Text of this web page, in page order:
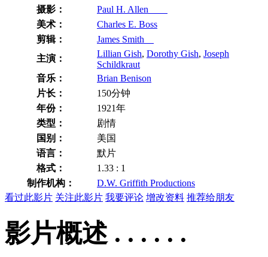
摄影：
Paul H. Allen
美术：
Charles E. Boss
剪辑：
James Smith
主演：
Lillian Gish, Dorothy Gish, Joseph
Schildkraut
音乐：
Brian Benison
片长：
150分钟
年份：
1921年
类型：
剧情
国别：
美国
语言：
默片
格式：
1.33 : 1
制作机构：
D.W. Griffith Productions
看过此影片 关注此影片 我要评论 增改资料 推荐给朋友
影片概述 . . . . . .